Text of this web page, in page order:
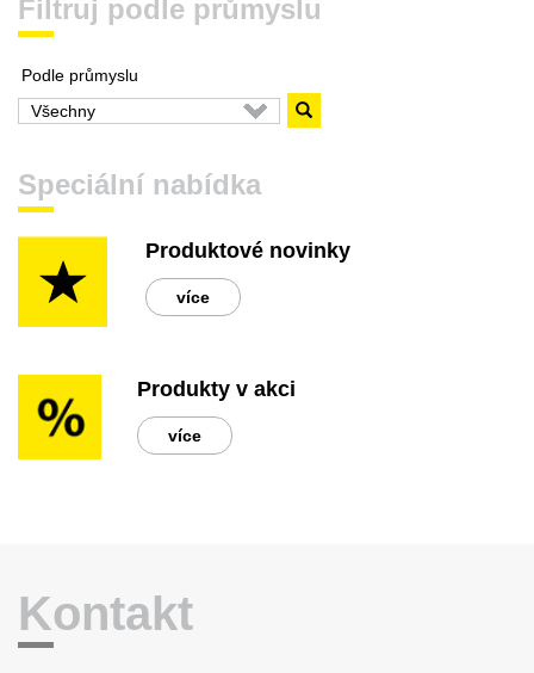
Filtruj podle průmyslu
Podle průmyslu
Speciální nabídka
Produktové novinky
více
Produkty v akci
více
Kontakt